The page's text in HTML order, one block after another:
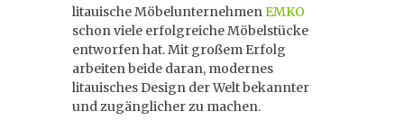
litauische MöbelunternehmenEMKO
schon viele erfolgreiche Möbelstücke
entworfen hat. Mit großem Erfolg
arbeiten beide daran, modernes
litauisches Design der Welt bekannter
und zugänglicher zu machen.